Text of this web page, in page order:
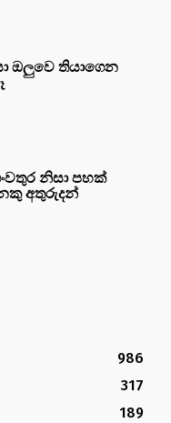
ඔලුවෙ තියාගෙන
නිසා පහක්
අතුරුදන්
986
317
189